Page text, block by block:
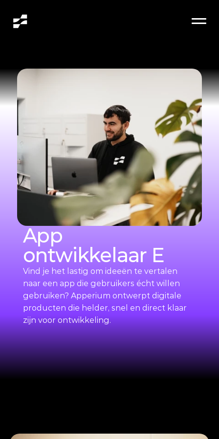
App
ontwikkelaar E
Vind je het lastig om ideeën te vertalen
naar een app die gebruikers écht willen
gebruiken? Apperium ontwerpt digitale
producten die helder, snel en direct klaar
zijn voor ontwikkeling.